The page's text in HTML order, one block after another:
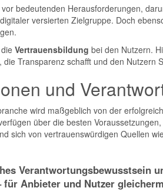
bedeutenden Herausforderungen,
versierten Zielgruppe. Doch
Vertrauensbildung bei den Nutzern.
Transparenz schafft und den Nutzern
und
wird maßgeblich von der
über die besten
sich von vertrauenswürdigen Quellen
Verantwortungsbewusstsein
Anbieter und Nutzer